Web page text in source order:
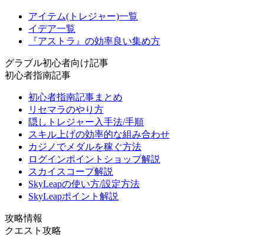
アイテム(トレジャー)一覧
イデア一覧
『アストラ』の効率良い集め方
グラブル初心者向け記事
初心者指南記事
初心者指南記事まとめ
リセマラのやり方
隠しトレジャー入手法/手順
スキル上げの効率的な組み合わせ
カジノでメダルを稼ぐ方法
ログインポイントショップ解説
スカイスコープ解説
SkyLeapの使い方/設定方法
SkyLeapポイント解説
攻略情報
クエスト攻略